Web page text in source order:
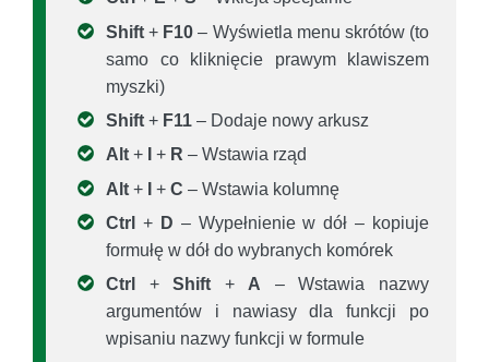
Shift+ F10 – Wyświetla menu skrótów (to
samo co kliknięcie prawym klawiszem
myszki)
Shift + F11 – Dodaje nowy arkusz
Alt + + R – Wstawia rząd
Alt + + C – Wstawia kolumnę
Ctrl +D – Wypełnienie w dół – kopiuje
formułę w dół do wybranych komórek
Ctrl +Shift +A – Wstawia nazwy
argumentów i nawiasy dla funkcji po
wpisaniu nazwy funkcji w formule